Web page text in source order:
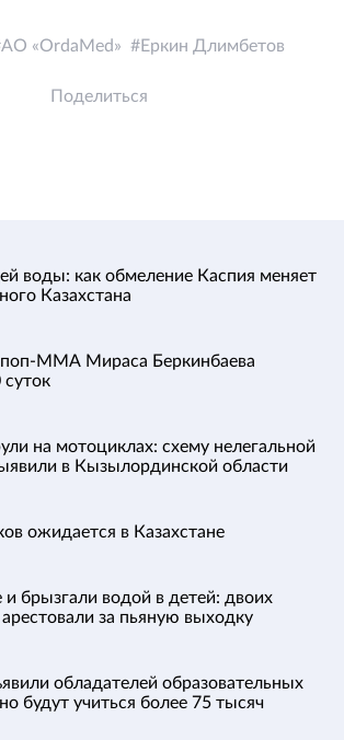
АО «OrdaMed» Еркин Длимбетов
Поделиться
воды: как обмеление Каспия меняет
Казахстана
поп-ММА Мираса Беркинбаева
суток
на мотоциклах: схему нелегальной
в Кызылординской области
ожидается в Казахстане
брызгали водой в детей: двоих
за пьяную выходку
обладателей образовательных
будут учиться более 75 тысяч